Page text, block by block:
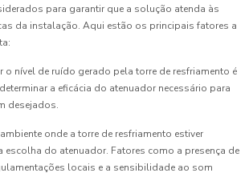
para garantir que a solução atenda às
da instalação. Aqui estão os principais fatores a
o nível de ruído gerado pela torre de resfriamento é
a eficácia do atenuador necessário para
desejados.
onde a torre de resfriamento estiver
escolha do atenuador. Fatores como a presença de
locais e a sensibilidade ao som